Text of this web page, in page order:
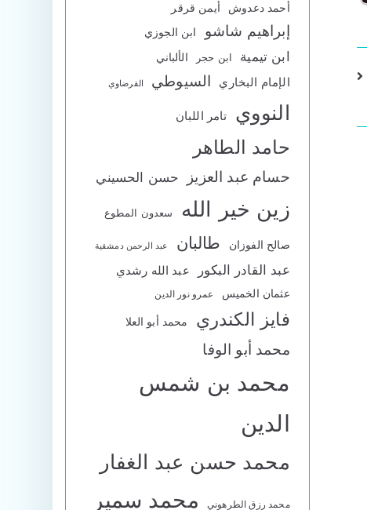
أحمد دعدوش
أيمن قرقر
إبراهيم شاشو ابن الجوزي
ابن تيمية ابن حجر الألباني
الإمام البخاري السيوطي القرضاوي
النووي تامر اللبان
حامد الطاهر
حسام عبد العزيز حسن الحسيني
زين خير الله سعدون المطوع
صالح الفوزان طالبان عبد الرحمن دمشقية
عبد القادر البكور عبد الله رشدي
عثمان الخميس عمرو نور الدين
فايز الكندري محمد أبو العلا
محمد أبو الوفا
محمد بن شمس
الدين
محمد حسن عبد الغفار
محمد رزق الطرهوني محمد سمير